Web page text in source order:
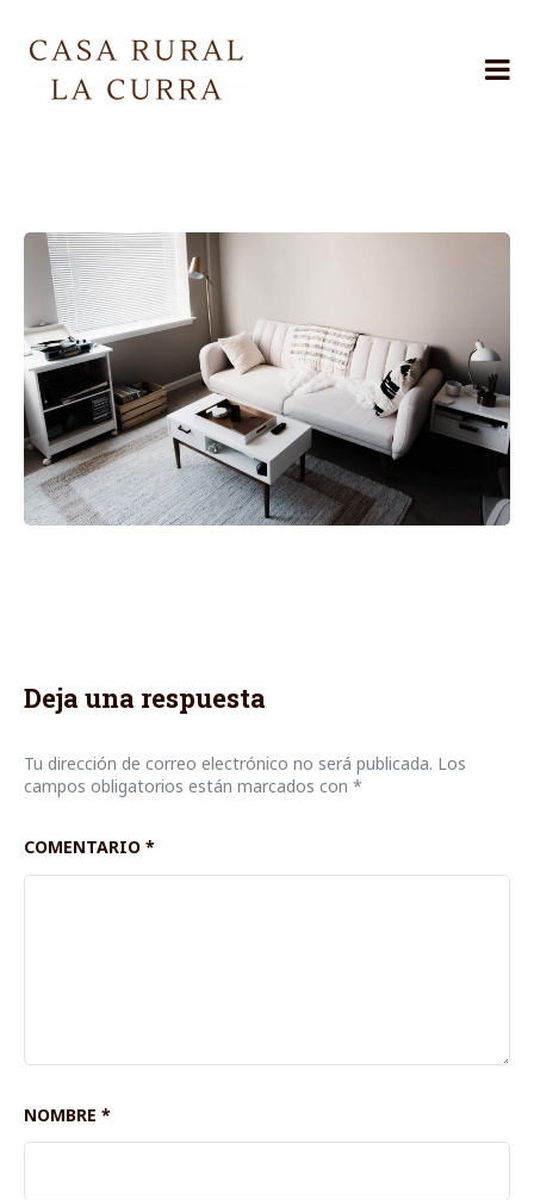
content
Casa
Rural
Deja una respuesta
Tu dirección de correo electrónico no será publicada. Los
campos obligatorios están marcados con *
COMENTARIO *
NOMBRE *